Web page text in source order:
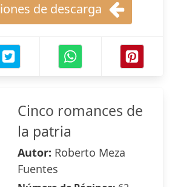
de descarga
Cinco romances de
la patria
Autor: Roberto Meza
Fuentes